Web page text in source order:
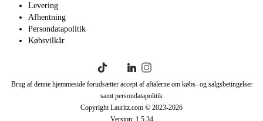
Levering
Afhentning
Persondatapolitik
Købsvilkår
Brug af denne hjemmeside forudsætter accept af aftalerne om købs- og salgsbetingelser
samt persondatapolitik
Copyright Lauritz.com © 2023-2026
Version: 1.5.34